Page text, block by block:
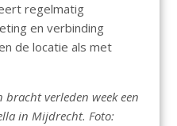
regelmatig
en verbinding
de locatie als met
bracht verleden week een
in Mijdrecht. Foto: